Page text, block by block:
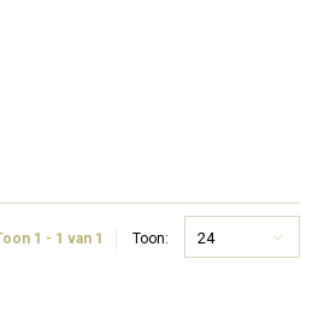
1 - 1 van 1 Toon: 24